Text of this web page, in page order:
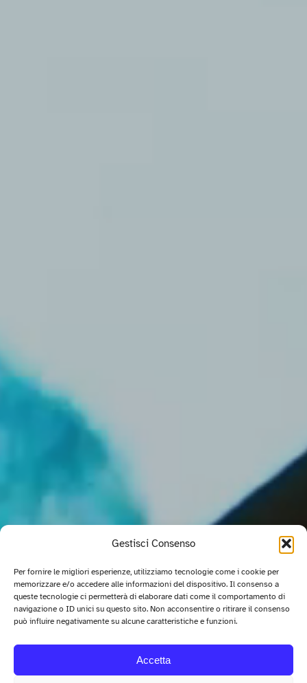
Gestisci Consenso
Per fornire le migliori esperienze, utilizziamo tecnologie come i cookie per
memorizzare e/o accedere alle informazioni del dispositivo. Il consenso a
queste tecnologie ci permetterà di elaborare dati come il comportamento di
navigazione o ID unici su questo sito. Non acconsentire o ritirare il consenso
può influire negativamente su alcune caratteristiche e funzioni.
Accetta